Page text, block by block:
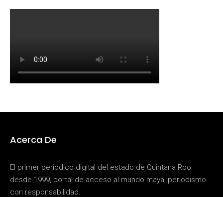
Acerca De
El primer periódico digital del estado de Quintana Roo
desde 1999, portal de acceso al mundo maya, periodismo
con responsabilidad.